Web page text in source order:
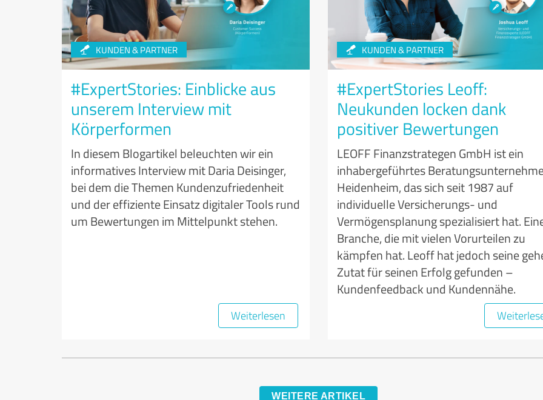
KUNDEN & PARTNER
#ExpertStories: Einblicke aus
unserem Interview mit
Körperformen
In diesem Blogartikel beleuchten wir ein
informatives Interview mit Daria Deisinger,
bei dem die Themen Kundenzufriedenheit
und der effiziente Einsatz digitaler Tools rund
um Bewertungen im Mittelpunkt stehen.
Weiterlesen
KUNDEN & PARTNER
#ExpertStories Leoff:
Neukunden locken dank
positiver Bewertungen
LEOFF Finanzstrategen GmbH ist ein
inhabergeführtes
Heidenheim, das sich seit 1987 auf
individuelle Versicherungs- und
Vermögensplanung spezialisiert hat.
Branche, die mit vielen Vorurteilen zu
kämpfen hat. Leoff hat jedoch seine
Zutat für seinen Erfolg gefunden –
Kundenfeedback und Kundennähe.
WEITERE ARTIKEL